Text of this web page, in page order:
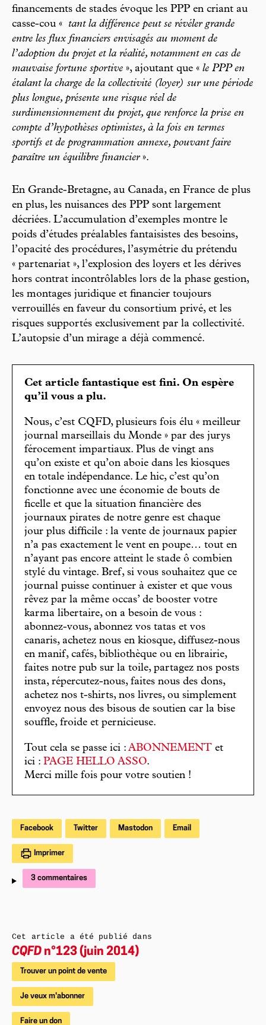
financements de stades évoque les PPP en criant au
casse-cou «
tant la différence peut se révéler grande
entre les flux financiers envisagés au moment de
l’adoption du projet et la réalité, notamment en cas de
mauvaise fortune sportive », ajoutant que « le PPP en
étalant la charge de la collectivité (loyer) sur une période
plus longue, présente une risque réel de
surdimensionnement du projet, que renforce la prise en
compte d’hypothèses optimistes, à la fois en termes
sportifs et de programmation annexe, pouvant faire
paraître un équilibre financier».
En Grande-Bretagne, au Canada, en France de plus
en plus, les nuisances des PPP sont largement
décriées. L’accumulation d’exemples montre le
poids d’études préalables fantaisistes des besoins,
l’opacité des procédures, l’asymétrie du prétendu
« partenariat », l’explosion des loyers et les dérives
hors contrat incontrôlables lors de la phase gestion,
les montages juridique et financier toujours
verrouillés en faveur du consortium privé, et les
risques supportés exclusivement par la collectivité.
L’autopsie d’un mirage a déjà commencé.
Cet article fantastique est fini. On espère
qu’il vous a plu.
Nous, c’est CQFD, plusieurs fois élu « meilleur
journal marseillais du Monde » par des jurys
férocement impartiaux. Plus de vingt ans
qu’on existe et qu’on aboie dans les kiosques
en totale indépendance. Le hic, c’est qu’on
fonctionne avec une économie de bouts de
ficelle et que la situation financière des
journaux pirates de notre genre est chaque
jour plus difficile : la vente de journaux papier
n’a pas exactement le vent en poupe… tout en
n’ayant pas encore atteint le stade ô combien
stylé du vintage. Bref, si vous souhaitez que ce
journal puisse continuer à exister et que vous
rêvez par la même occas’ de booster votre
karma libertaire, on a besoin de vous :
abonnez-vous, abonnez vos tatas et vos
canaris, achetez nous en kiosque, diffusez-nous
en manif, cafés, bibliothèque ou en librairie,
faites notre pub sur la toile, partagez nos posts
insta, répercutez-nous, faites nous des dons,
achetez nos t-shirts, nos livres, ou simplement
envoyez nous des bisous de soutien car la bise
souffle, froide et pernicieuse.
Tout cela se passe ici : ABONNEMENT et
ici : PAGE HELLO ASSO.
Merci mille fois pour votre soutien !
Facebook Twitter Mastodon Email
Imprimer
3 commentaires
Cet article a été publié dans
CQFD n°123 (juin 2014)
Trouver un point de vente
Je veux m'abonner
Faire un don